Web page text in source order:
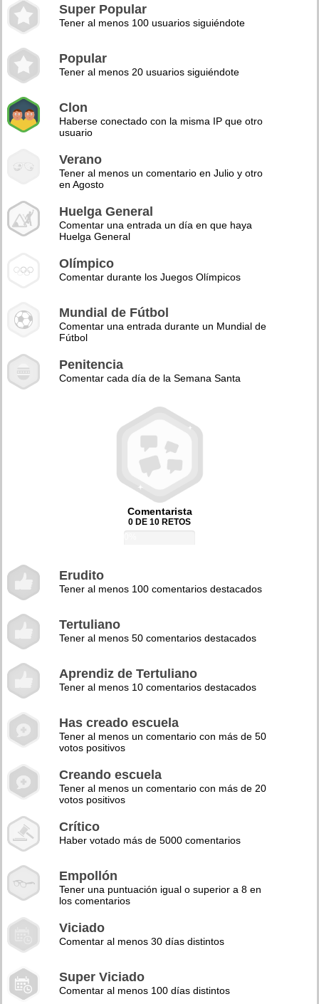
Super Popular
Tener al menos 100 usuarios siguiéndote
Popular
Tener al menos 20 usuarios siguiéndote
Clon
Haberse conectado con la misma IP que otro
usuario
Verano
Tener al menos un comentario en Julio y otro
en Agosto
Huelga General
Comentar una entrada un día en que haya
Huelga General
Olímpico
Comentar durante los Juegos Olímpicos
Mundial de Fútbol
Comentar una entrada durante un Mundial de
Fútbol
Penitencia
Comentar cada día de la Semana Santa
Comentarista
0 DE 10 RETOS
Erudito
Tener al menos 100 comentarios destacados
Tertuliano
Tener al menos 50 comentarios destacados
Aprendiz de Tertuliano
Tener al menos 10 comentarios destacados
Has creado escuela
Tener al menos un comentario con más de 50
votos positivos
Creando escuela
Tener al menos un comentario con más de 20
votos positivos
Crítico
Haber votado más de 5000 comentarios
Empollón
Tener una puntuación igual o superior a 8 en
los comentarios
Viciado
Comentar al menos 30 días distintos
Super Viciado
Comentar al menos 100 días distintos